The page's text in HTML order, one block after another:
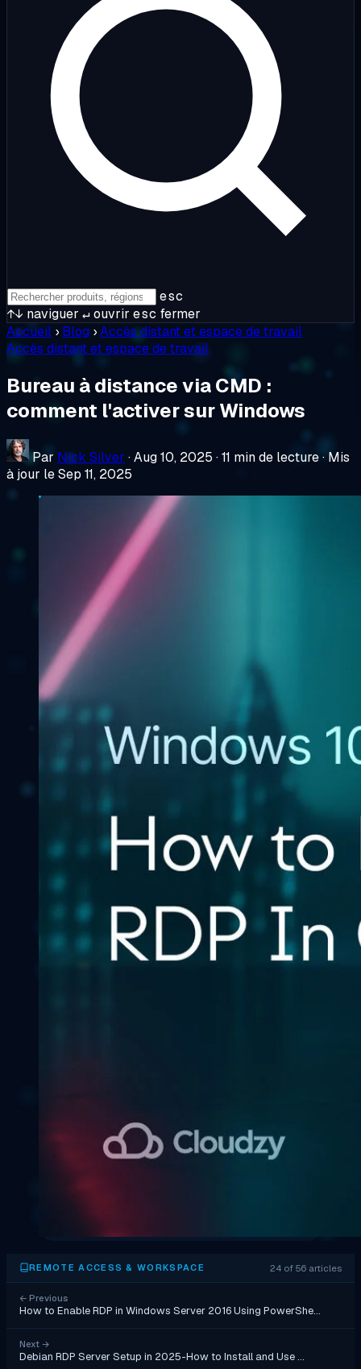
esc
↑↓ naviguer ↵ouvrir esc fermer
Accueil › Blog ›Accès distant et espace de travail
Accès distant et espace de travail
Bureau à distance via CMD :
comment l'activer sur Windows
Par Nick Silver ·Aug 10, 2025 ·11 min de lecture· Mis
à jour le Sep 11, 2025
REMOTE ACCESS & WORKSPACE 24 of 56 articles
← Previous
How to Enable RDP in Windows Server 2016 Using PowerShe…
Next →
Debian RDP Server Setup in 2025-How to Install and Use …